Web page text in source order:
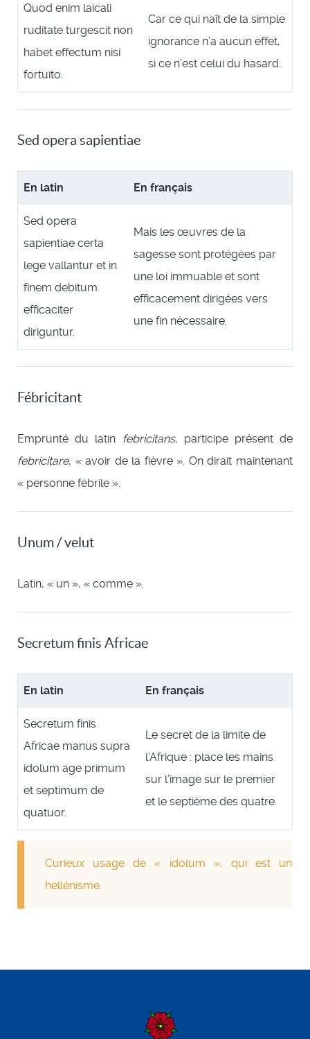
Quod enim laicali
ruditate turgescit non
habet effectum nisi
fortuito.
Car ce qui naît de la simple
ignorance n’a aucun effet,
si ce n’est celui du hasard.
Sed opera sapientiae
En latin En français
Sed opera
sapientiae certa
lege vallantur et in
finem debitum
efficaciter
diriguntur.
Mais les œuvres de la
sagesse sont protégées par
une loi immuable et sont
efficacement dirigées vers
une fin nécessaire.
Fébricitant
Emprunté du latin febricitans, participe présent de
febricitare, « avoir de la fièvre ». On dirait maintenant
« personne fébrile ».
Unum / velut
Latin, « un », « comme ».
Secretum finis Africae
En latin En français
Secretum finis
Africae manus supra
idolum age primum
et septimum de
quatuor.
Le secret de la limite de
l’Afrique : place les mains
sur l’image sur le premier
et le septième des quatre.
Curieux usage de « idolum », qui est un
hellénisme.